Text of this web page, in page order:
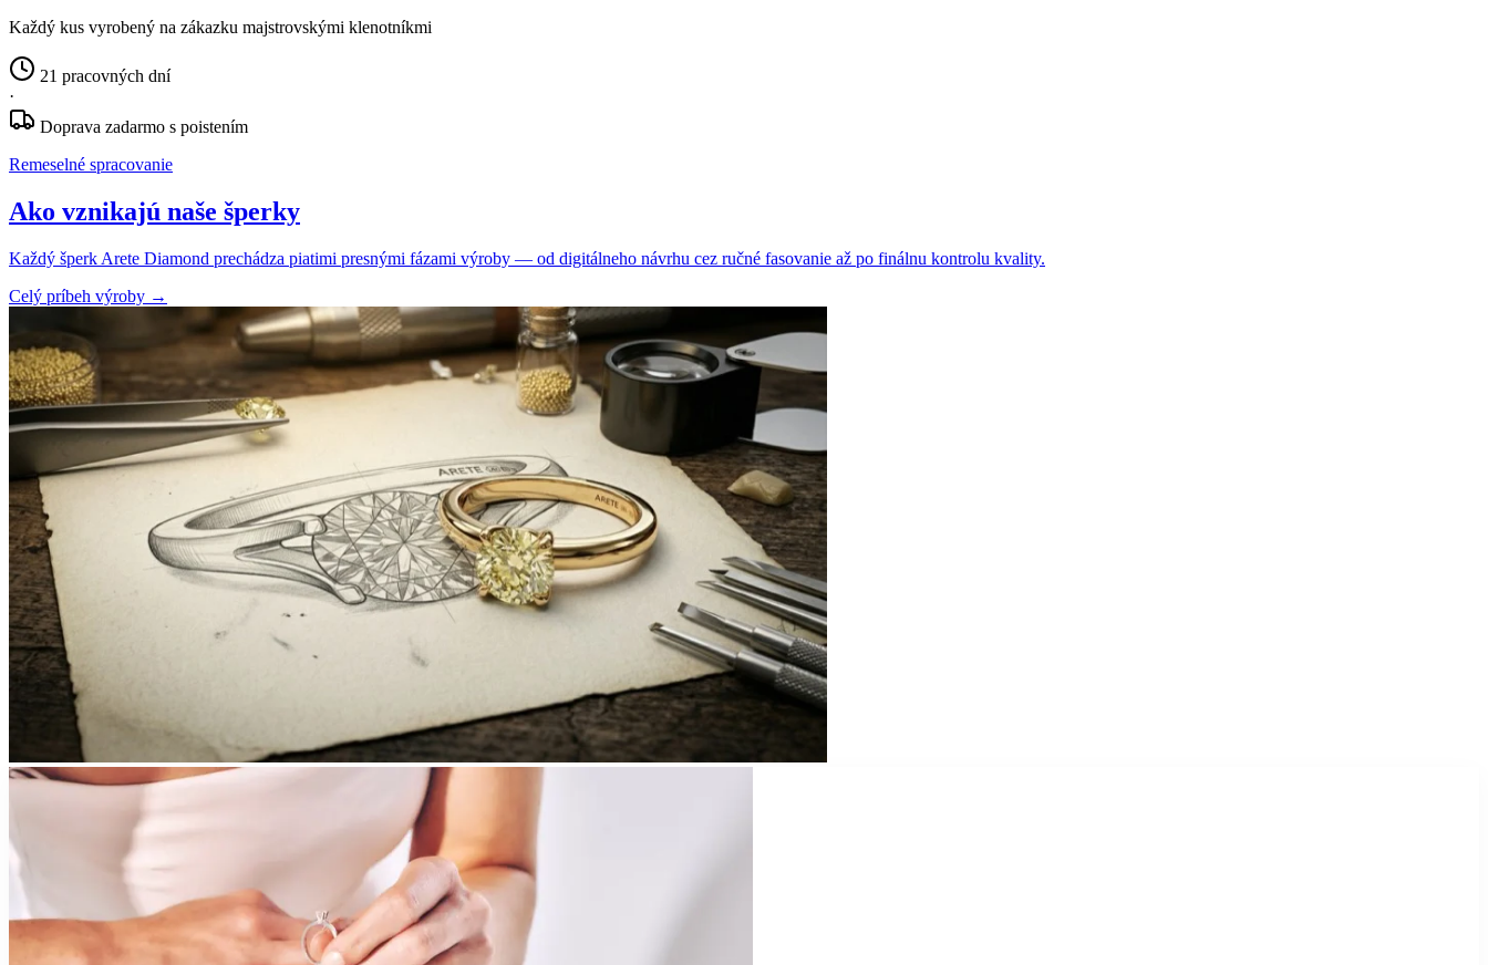
Každý kus vyrobený na zákazku majstrovskými klenotníkmi
21 pracovných dní
·
Doprava zadarmo s poistením
Remeselné spracovanie
Ako vznikajú naše šperky
Každý šperk Arete Diamond prechádza piatimi presnými fázami výroby — od digitálneho návrhu cez ručné fasovanie až po finálnu kontrolu kvality.
Celý príbeh výroby →